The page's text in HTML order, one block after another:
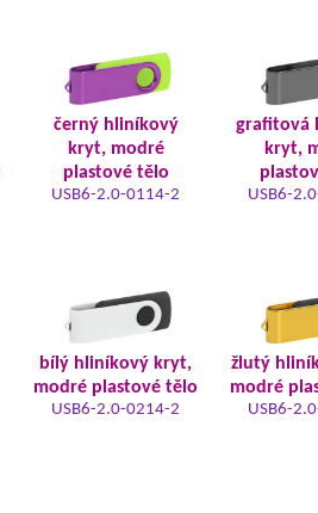
černý hliníkový
kryt, modré
plastové tělo
USB6-2.0-0114-2
grafitová
kryt,
USB6-
bílý hliníkový kryt,
modré plastové tělo
USB6-2.0-0214-2
žlutý
modré
USB6-